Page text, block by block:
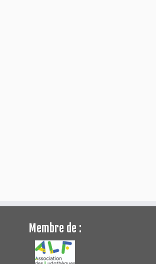
Membre de :